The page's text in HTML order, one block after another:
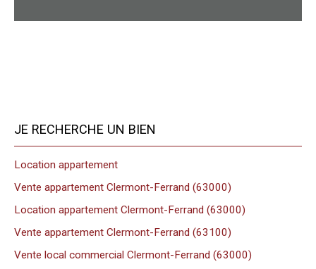
JE RECHERCHE UN BIEN
Location appartement
Vente appartement Clermont-Ferrand (63000)
Location appartement Clermont-Ferrand (63000)
Vente appartement Clermont-Ferrand (63100)
Vente local commercial Clermont-Ferrand (63000)